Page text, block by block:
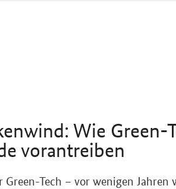
Wie Green-
vorantreiben
Green-Tech – vor wenigen Jahren